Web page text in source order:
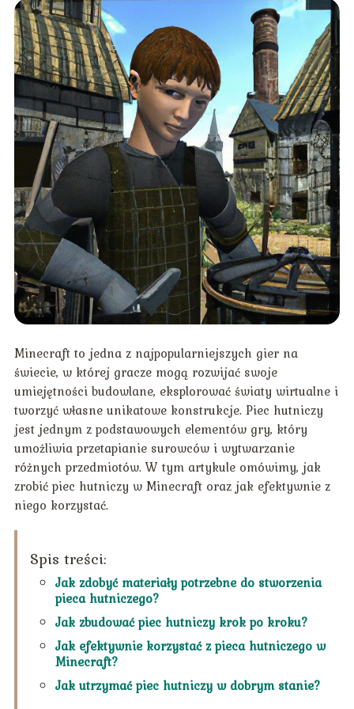
Minecraft to jedna z najpopularniejszych gier na
świecie, w której gracze mogą rozwijać swoje
umiejętności budowlane, eksplorować światy wirtualne i
tworzyć własne unikatowe konstrukcje. Piec hutniczy
jest jednym z podstawowych elementów gry, który
umożliwia przetapianie surowców i wytwarzanie
różnych przedmiotów. W tym artykule omówimy, jak
zrobić piec hutniczy w Minecraft oraz jak efektywnie z
niego korzystać.
Spis treści:
Jak zdobyć materiały potrzebne do stworzenia
pieca hutniczego?
Jak zbudować piec hutniczy krok po kroku?
Jak efektywnie korzystać z pieca hutniczego w
Minecraft?
Jak utrzymać piec hutniczy w dobrym stanie?